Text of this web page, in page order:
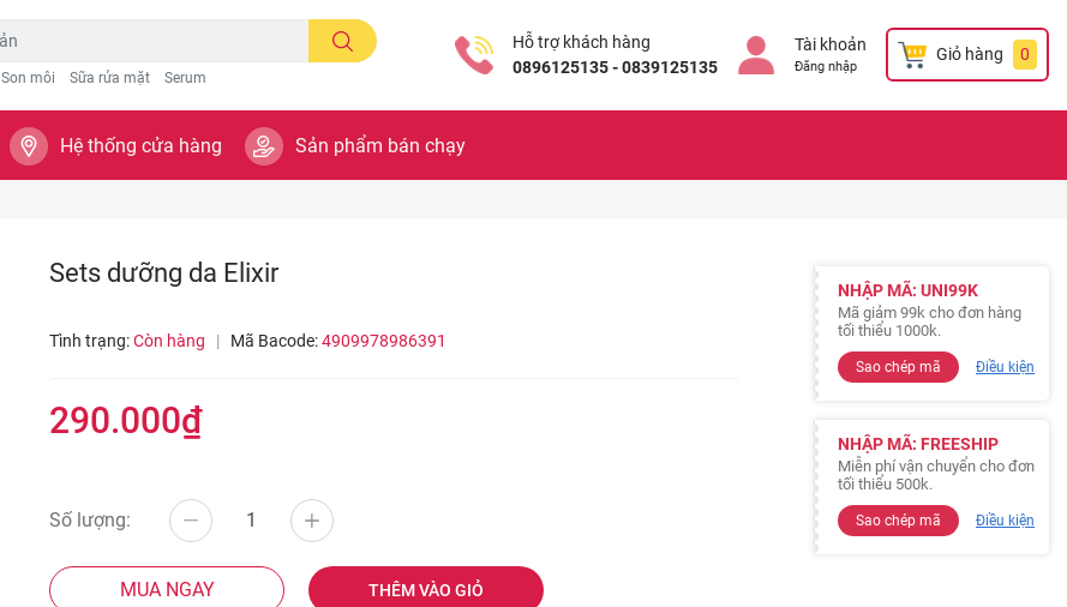
Son môi Sữa rửa mặt Serum
Hỗ trợ khách hàng
0896125135 - 0839125135
Tài khoản
Đăng nhập
Giỏ hàng 0
Hệ thống cửa hàng Sản phẩm bán chạy
Sets dưỡng da Elixir
Tình trạng:Còn hàng | Mã Bacode:4909978986391
290.000₫
Số lượng:
MUA NGAY THÊM VÀO GIỎ
NHẬP MÃ: UNI99K
Mã giảm 99k cho đơn hàng
tối thiểu 1000k.
Sao chép mã Điều kiện
NHẬP MÃ: FREESHIP
Miễn phí vận chuyển cho đơn
tối thiểu 500k.
Sao chép mã Điều kiện